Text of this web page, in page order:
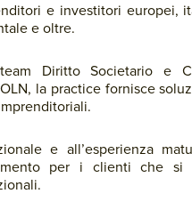
e investitori europei,
e oltre.
Diritto Societario e
la practice fornisce
e all’esperienza
per i clienti che